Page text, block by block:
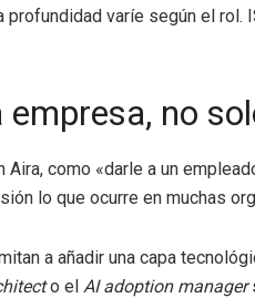
varíe según el
no
como «darle a un
lo que ocurre en muchas
a añadir una capa
o el AI adoption manager